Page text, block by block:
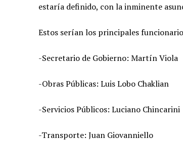
estaría definido, con la inminente
Estos serían los principales
-Secretario de Gobierno: Martín Viola
-Obras Públicas: Luis Lobo Chaklian
-Servicios Públicos: Luciano Chincarini
-Transporte: Juan Giovanniello